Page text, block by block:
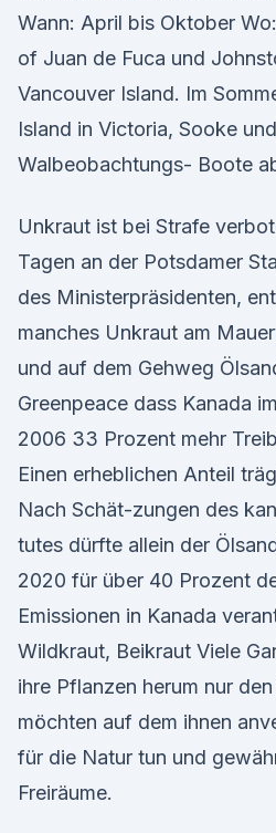
Wann: April bis Oktober
of Juan de Fuca und
Vancouver Island. Im
Island in Victoria, Sooke
Walbeobachtungs- Boote
Unkraut ist bei Strafe
Tagen an der Potsdamer
des Ministerpräsidenten,
manches Unkraut am
und auf dem Gehweg
Greenpeace dass Kanada
2006 33 Prozent mehr
Einen erheblichen Anteil
Nach Schät-zungen des
tutes dürfte allein der
2020 für über 40 Prozent
Emissionen in Kanada
Wildkraut, Beikraut Viele
ihre Pflanzen herum nur
möchten auf dem ihnen
für die Natur tun und
Freiräume.